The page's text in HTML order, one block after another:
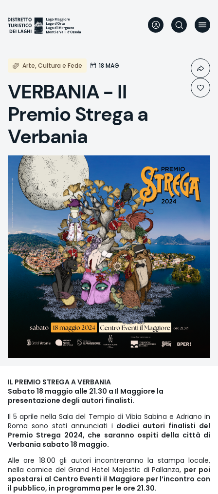
main
content
Arte, Cultura e Fede 18 MAG
VERBANIA - Il
Premio Strega a
Verbania
IL PREMIO STREGA A VERBANIA
Sabato 18 maggio alle 21.30 a Il Maggiore la
presentazione degli autori finalisti.
Il 5 aprile nella Sala del Tempio di Vibia Sabina e Adriano in
Roma sono stati annunciati i dodici autori finalisti del
Premio Strega 2024, che saranno ospiti della città di
Verbania sabato 18 maggio.
Alle ore 18.00 gli autori incontreranno la stampa locale,
nella cornice del Grand Hotel Majestic di Pallanza, per poi
spostarsi al Centro Eventi il Maggiore per l’incontro con
il pubblico, in programma per le ore 21.30.